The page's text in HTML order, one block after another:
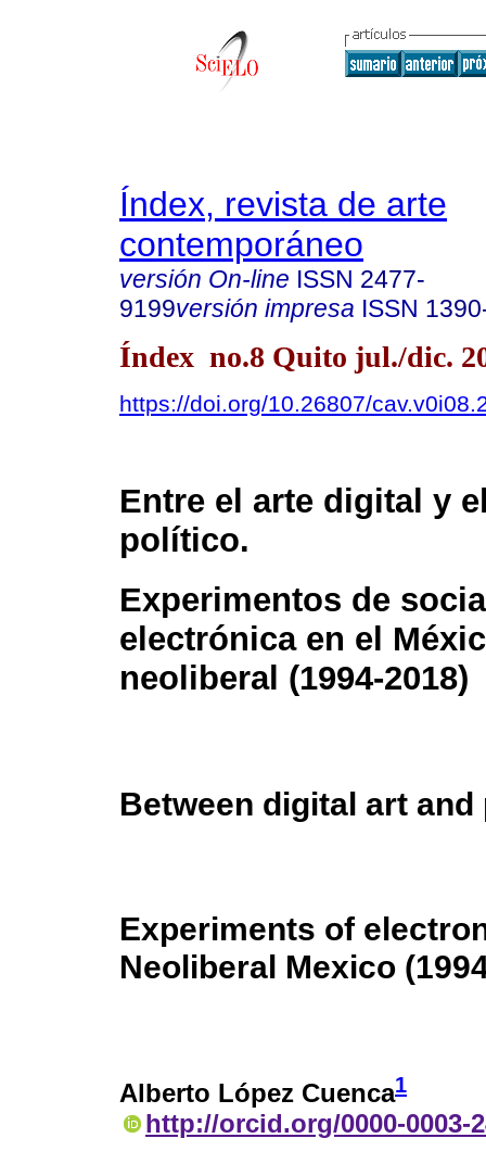
Índex, revista de arte
contemporáneo
versión On-line ISSN 2477-
9199versión impresa ISSN
Índex no.8 Quito jul./dic.
https://doi.org/10.26807/
Entre el arte digital y
político.
Experimentos de
electrónica en el
neoliberal (1994-2018)
Between digital art
Experiments of
Neoliberal Mexico
Alberto López Cuenca1
http://orcid.org/0000-0003-